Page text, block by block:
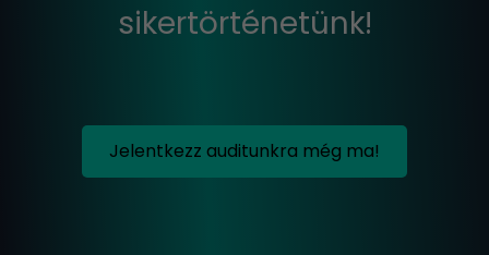
sikertörténetünk!
Jelentkezz auditunkra még ma!